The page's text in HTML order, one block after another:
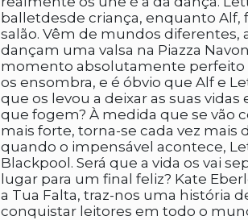
balletdesde criança, enquanto Alf,
salão. Vêm de mundos
dançam uma valsa na Piazza
momento absolutamente perfeito
os ensombra, e é óbvio que Alf e
que os levou a deixar as suas
que fogem? À medida que se vão
mais forte, torna-se cada vez mais
quando o impensável acontece,
Blackpool. Será que a vida os vai
lugar para um final feliz? Kate
a Tua Falta, traz-nos uma história
conquistar leitores em todo o